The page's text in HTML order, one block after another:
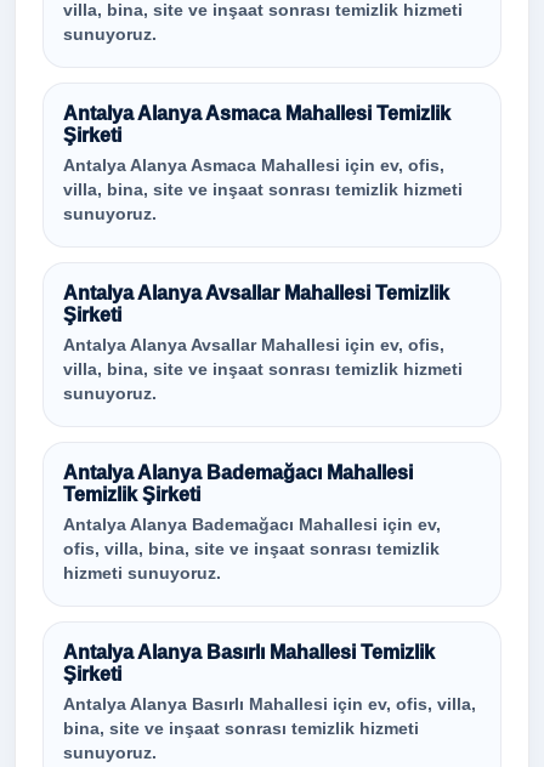
villa, bina, site ve inşaat sonrası temizlik hizmeti
sunuyoruz.
Antalya Alanya Asmaca Mahallesi Temizlik
Şirketi
Antalya Alanya Asmaca Mahallesi için ev, ofis,
villa, bina, site ve inşaat sonrası temizlik hizmeti
sunuyoruz.
Antalya Alanya Avsallar Mahallesi Temizlik
Şirketi
Antalya Alanya Avsallar Mahallesi için ev, ofis,
villa, bina, site ve inşaat sonrası temizlik hizmeti
sunuyoruz.
Antalya Alanya Bademağacı Mahallesi
Temizlik Şirketi
Antalya Alanya Bademağacı Mahallesi için ev,
ofis, villa, bina, site ve inşaat sonrası temizlik
hizmeti sunuyoruz.
Antalya Alanya Basırlı Mahallesi Temizlik
Şirketi
Antalya Alanya Basırlı Mahallesi için ev, ofis, villa,
bina, site ve inşaat sonrası temizlik hizmeti
sunuyoruz.